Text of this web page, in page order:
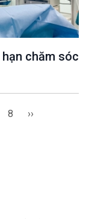
chăm sóc
8 ››